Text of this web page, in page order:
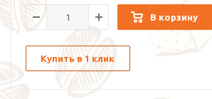
В корзину
Купить в 1 клик